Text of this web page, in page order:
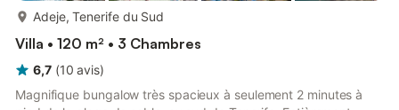
Adeje, Tenerife du Sud
Villa • 120 m² • 3 Chambres
6,7 (10 avis)
Magnifique bungalow très spacieux à seulement 2 minutes à